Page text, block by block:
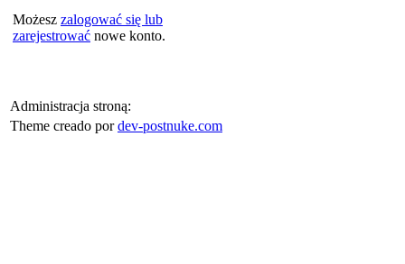
Możesz zalogować się lub
zarejestrować nowe konto.
Administracja stroną:
Theme creado pordev-postnuke.com